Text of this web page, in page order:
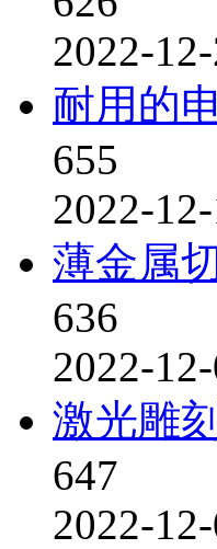
2022-
耐用的
655
2022-
薄金属
636
2022-
激光雕
647
2022-